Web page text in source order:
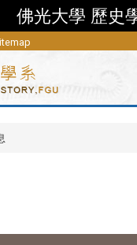
佛光大學 歷史